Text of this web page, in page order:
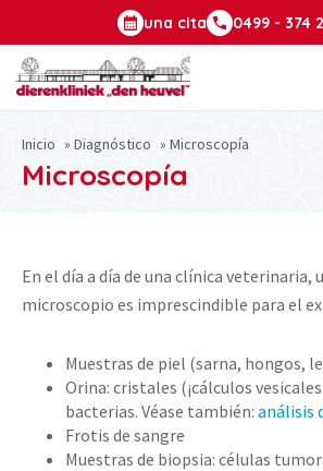
una cita 0499 - 374
Inicio » Diagnóstico » Microscopía
Microscopía
En el día a día de una clínica veterinaria,
microscopio es imprescindible para el
Muestras de piel (sarna, hongos,
Orina: cristales (¡cálculos
bacterias. Véase también: análisis
Frotis de sangre
Muestras de biopsia: células